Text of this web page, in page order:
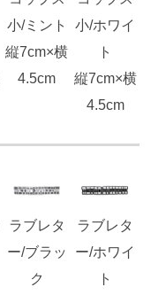
小/ミント
縦7cm×横
4.5cm
小/ホワイ
ト
縦7cm×横
4.5cm
ラブレタ
ー/ブラッ
ク
ラブレタ
ー/ホワイ
ト